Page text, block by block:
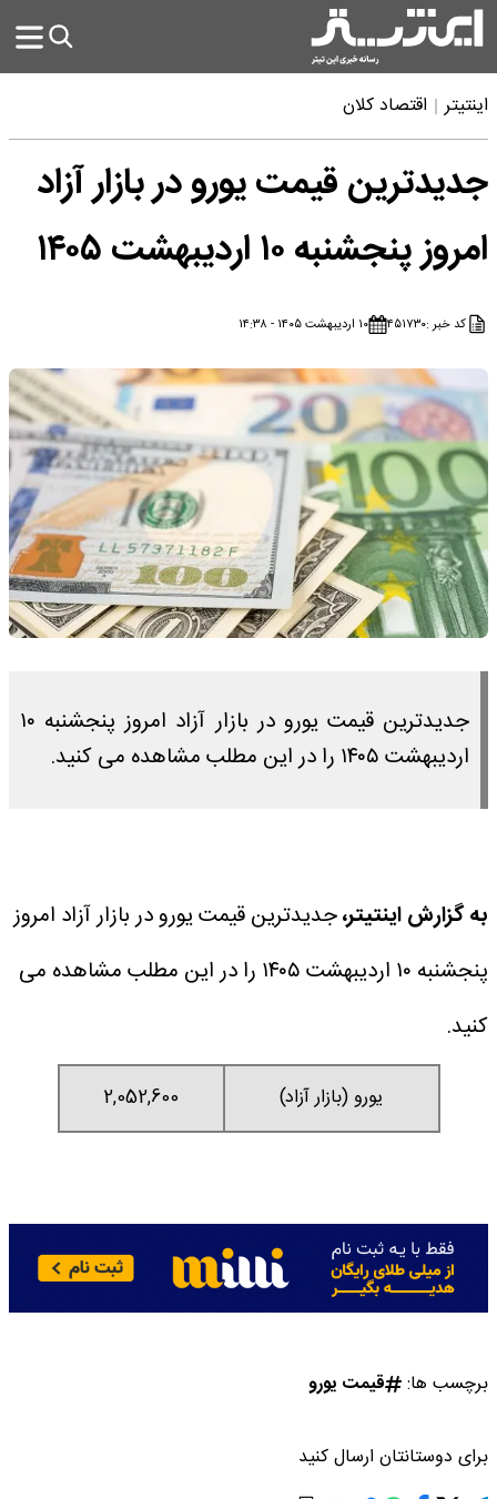
اینتیتر اقتصاد کلان
جدیدترین قیمت یورو در بازار آزاد
امروز پنجشنبه ۱۰ اردیبهشت ۱۴۰۵
کد خبر :۴۵۱۷۳۰ ۱۰ اردیبهشت ۱۴۰۵ - ۱۴:۳۸
جدیدترین قیمت یورو در بازار آزاد امروز پنجشنبه ۱۰
اردیبهشت ۱۴۰۵ را در این مطلب مشاهده می کنید.
به گزارش اینتیتر،جدیدترین قیمت یورو در بازار آزاد امروز
پنجشنبه ۱۰ اردیبهشت ۱۴۰۵ را در این مطلب مشاهده می
کنید.
یورو (بازار آزاد) 2,052,600
برچسب ها: قیمت یورو
برای دوستانتان ارسال کنید